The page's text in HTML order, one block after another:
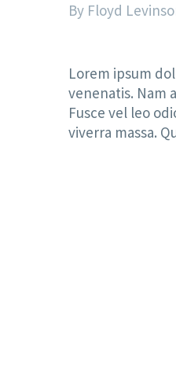
By Floyd
Lorem ipsum
venenatis. Nam
Fusce vel leo
viverra massa.